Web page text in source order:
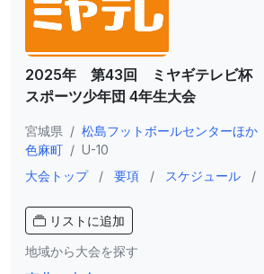
2025年 第43回 ミヤギテレビ杯
スポーツ少年団 4年生大会
宮城県 / 松島フットボールセンターほか
色麻町 / U-10
大会トップ
/ 要項 / スケジュール /
リストに追加
地域から大会を探す